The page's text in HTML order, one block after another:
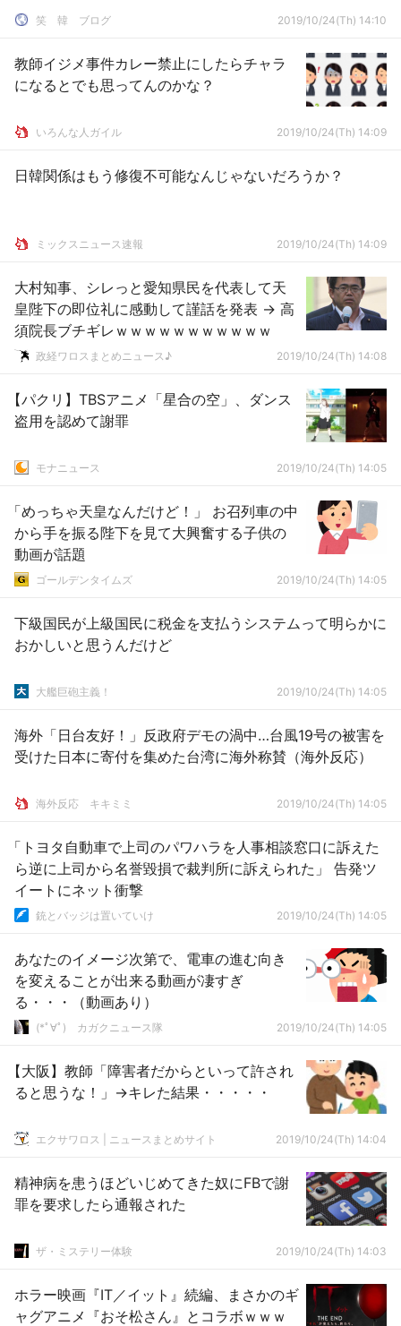
笑 韓 ブログ 2019/10/24(Th) 14:10
教師イジメ事件カレー禁止にしたらチャラ
になるとでも思ってんのかな？
いろんな人ガイル 2019/10/24(Th) 14:09
日韓関係はもう修復不可能なんじゃないだろうか？
ミックスニュース速報 2019/10/24(Th) 14:09
大村知事、シレっと愛知県民を代表して天
皇陛下の即位礼に感動して謹話を発表 → 高
須院長ブチギレｗｗｗｗｗｗｗｗｗｗｗ
政経ワロスまとめニュース♪ 2019/10/24(Th) 14:08
【パクリ】TBSアニメ「星合の空」、ダンス
盗用を認めて謝罪
モナニュース 2019/10/24(Th) 14:05
「めっちゃ天皇なんだけど！」 お召列車の中
から手を振る陛下を見て大興奮する子供の
動画が話題
ゴールデンタイムズ 2019/10/24(Th) 14:05
下級国民が上級国民に税金を支払うシステムって明らかに
おかしいと思うんだけど
大艦巨砲主義！ 2019/10/24(Th) 14:05
海外「日台友好！」反政府デモの渦中…台風19号の被害を
受けた日本に寄付を集めた台湾に海外称賛（海外反応）
­海外反応 キキミミ 2019/10/24(Th) 14:05
「トヨタ自動車で上司のパワハラを人事相談窓口に訴えた
ら逆に上司から名誉毀損で裁判所に訴えられた」 告発ツ
イートにネット衝撃
銃とバッジは置いていけ 2019/10/24(Th) 14:05
あなたのイメージ次第で、電車の進む向き
を変えることが出来る動画が凄すぎ
る・・・（動画あり）
(*ﾟ∀ﾟ)ゞカガクニュース隊 2019/10/24(Th) 14:05
【大阪】教師「障害者だからといって許され
ると思うな！」→キレた結果・・・・・
エクサワロス | ニュースまとめサイト 2019/10/24(Th) 14:04
精神病を患うほどいじめてきた奴にFBで謝
罪を要求したら通報された
ザ・ミステリー体験 2019/10/24(Th) 14:03
ホラー映画『IT／イット』続編、まさかのギ
ャグアニメ『おそ松さん』とコラボｗｗｗ